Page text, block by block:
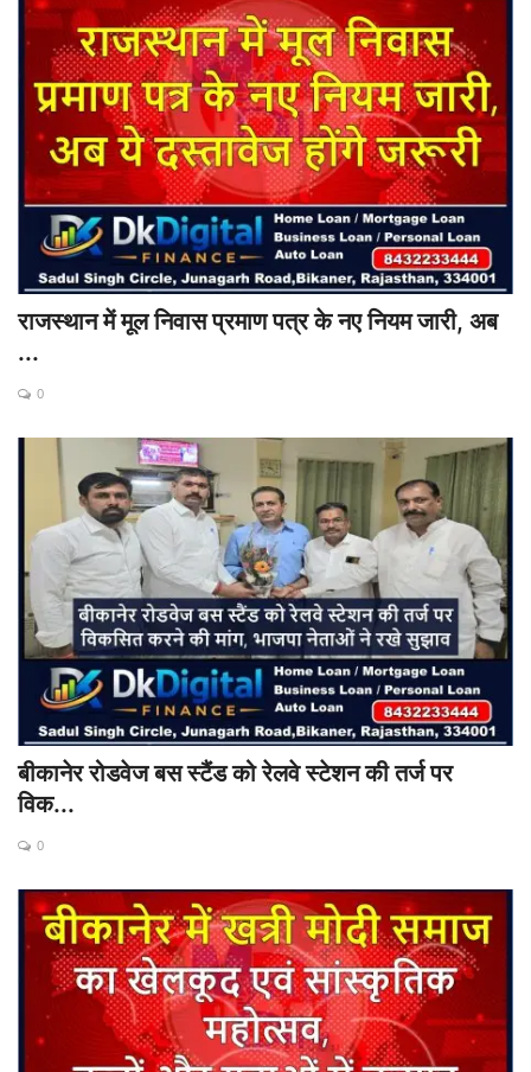
राजस्थान में मूल निवास प्रमाण पत्र के नए नियम जारी, अब
...
0
बीकानेर रोडवेज बस स्टैंड को रेलवे स्टेशन की तर्ज पर
विक...
0